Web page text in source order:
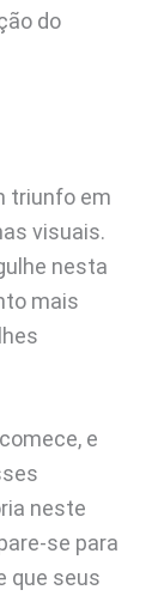
do
triunfo em
visuais.
nesta
mais
e
neste
se para
que seus